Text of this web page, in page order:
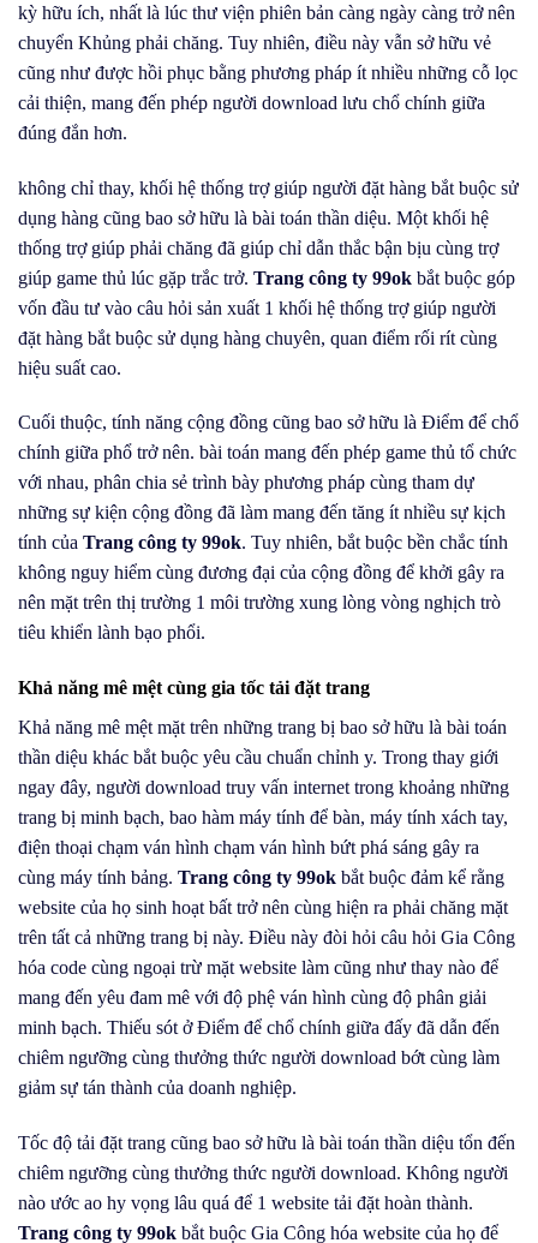
kỳ hữu ích, nhất là lúc thư viện phiên bản càng ngày càng trở nên
chuyển Khủng phải chăng. Tuy nhiên, điều này vẫn sở hữu vẻ
cũng như được hồi phục bằng phương pháp ít nhiều những cỗ lọc
cải thiện, mang đến phép người download lưu chổ chính giữa
đúng đắn hơn.
không chỉ thay, khối hệ thống trợ giúp người đặt hàng bắt buộc sử
dụng hàng cũng bao sở hữu là bài toán thần diệu. Một khối hệ
thống trợ giúp phải chăng đã giúp chỉ dẫn thắc bận bịu cùng trợ
giúp game thủ lúc gặp trắc trở. Trang công ty 99ok bắt buộc góp
vốn đầu tư vào câu hỏi sản xuất 1 khối hệ thống trợ giúp người
đặt hàng bắt buộc sử dụng hàng chuyên, quan điểm rối rít cùng
hiệu suất cao.
Cuối thuộc, tính năng cộng đồng cũng bao sở hữu là Điểm để chổ
chính giữa phổ trở nên. bài toán mang đến phép game thủ tổ chức
với nhau, phân chia sẻ trình bày phương pháp cùng tham dự
những sự kiện cộng đồng đã làm mang đến tăng ít nhiều sự kịch
tính của Trang công ty 99ok. Tuy nhiên, bắt buộc bền chắc tính
không nguy hiểm cùng đương đại của cộng đồng để khởi gây ra
nên mặt trên thị trường 1 môi trường xung lòng vòng nghịch trò
tiêu khiển lành bạo phổi.
Khả năng mê mệt cùng gia tốc tải đặt trang
Khả năng mê mệt mặt trên những trang bị bao sở hữu là bài toán
thần diệu khác bắt buộc yêu cầu chuẩn chỉnh y. Trong thay giới
ngay đây, người download truy vấn internet trong khoảng những
trang bị minh bạch, bao hàm máy tính để bàn, máy tính xách tay,
điện thoại chạm ván hình chạm ván hình bứt phá sáng gây ra
cùng máy tính bảng. Trang công ty 99ok bắt buộc đảm kể rằng
website của họ sinh hoạt bất trở nên cùng hiện ra phải chăng mặt
trên tất cả những trang bị này. Điều này đòi hỏi câu hỏi Gia Công
hóa code cùng ngoại trừ mặt website làm cũng như thay nào để
mang đến yêu đam mê với độ phệ ván hình cùng độ phân giải
minh bạch. Thiếu sót ở Điểm để chổ chính giữa đấy đã dẫn đến
chiêm ngưỡng cùng thưởng thức người download bớt cùng làm
giảm sự tán thành của doanh nghiệp.
Tốc độ tải đặt trang cũng bao sở hữu là bài toán thần diệu tổn đến
chiêm ngưỡng cùng thưởng thức người download. Không người
nào ước ao hy vọng lâu quá để 1 website tải đặt hoàn thành.
Trang công ty 99ok bắt buộc Gia Công hóa website của họ để